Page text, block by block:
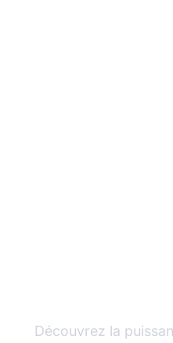
Découvrez la